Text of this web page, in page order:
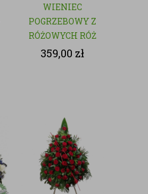
WIENIEC
POGRZEBOWY Z
RÓŻOWYCH RÓŻ
- NATURALNY
359,00 zł